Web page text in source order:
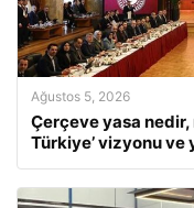
Ağustos 5, 2026
Çerçeve yasa nedir,
Türkiye’ vizyonu